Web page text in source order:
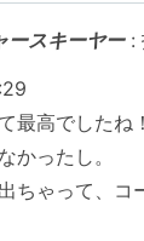
ースキーヤー:
最高でしたね！
かったし。
ちゃって、コ